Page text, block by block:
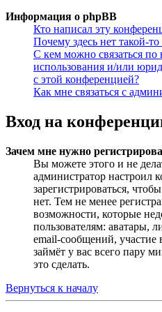
Информация о phpBB
Кто написал эту
Почему здесь нет такой-
С кем можно связаться по
использования и/или
с этой конференцией?
Как мне связаться с
Вход на
Зачем мне нужно
Вы можете этого и не
администратор
зарегистрироваться,
нет. Тем не менее
возможности, которые
пользователям: аватары,
email-сообщений, участие
займёт у вас всего пару
это сделать.
Вернуться к началу